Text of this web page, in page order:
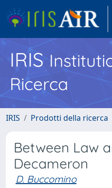
IRIS
Ricerca
IRIS Prodotti della ricerca
Between Law
Decameron
D. Buccomino